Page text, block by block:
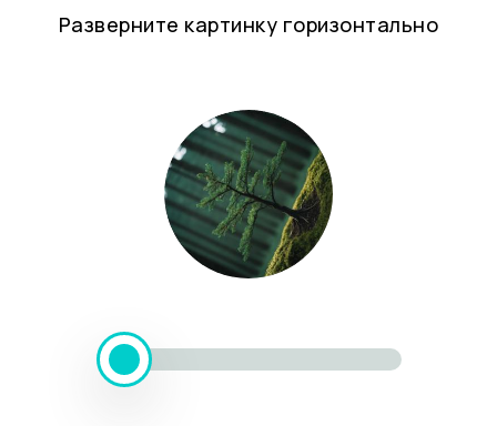
Разверните картинку горизонтально